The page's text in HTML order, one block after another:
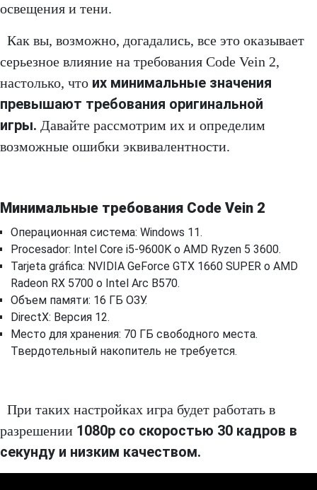
освещения и тени.
Как вы, возможно, догадались, все это оказывает
серьезное влияние на требования Code Vein 2,
настолько, что их минимальные значения
превышают требования оригинальной
игры. Давайте рассмотрим их и определим
возможные ошибки эквивалентности.
Минимальные требования Code Vein 2
Операционная система: Windows 11.
Procesador: Intel Core i5-9600K o AMD Ryzen 5 3600.
Tarjeta gráfica: NVIDIA GeForce GTX 1660 SUPER o AMD
Radeon RX 5700 o Intel Arc B570.
Объем памяти: 16 ГБ ОЗУ.
DirectX: Версия 12.
Место для хранения: 70 ГБ свободного места.
Твердотельный накопитель не требуется.
При таких настройках игра будет работать в
разрешении 1080p со скоростью 30 кадров в
секунду и низким качеством.